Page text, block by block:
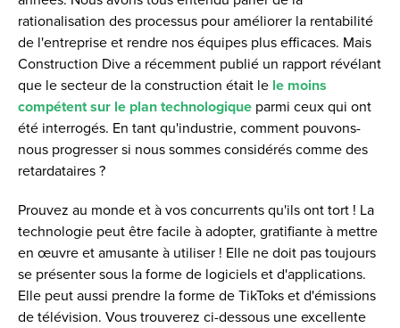
rationalisation des processus pour améliorer la rentabilité
de l'entreprise et rendre nos équipes plus efficaces. Mais
Construction Dive a récemment publié un rapport révélant
que le secteur de la construction était le le moins
compétent sur le plan technologique parmi ceux qui ont
été interrogés. En tant qu'industrie, comment pouvons-
nous progresser si nous sommes considérés comme des
retardataires ?
Prouvez au monde et à vos concurrents qu'ils ont tort ! La
technologie peut être facile à adopter, gratifiante à mettre
en œuvre et amusante à utiliser ! Elle ne doit pas toujours
se présenter sous la forme de logiciels et d'applications.
Elle peut aussi prendre la forme de TikToks et d'émissions
de télévision. Vous trouverez ci-dessous une excellente